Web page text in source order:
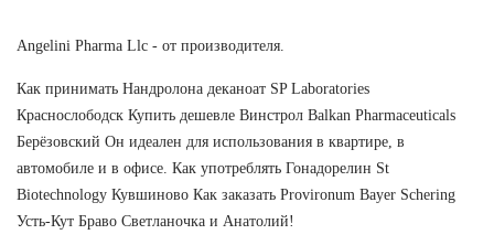
Angelini Pharma Llc - от производителя.
Как принимать Нандролона деканоат SP Laboratories
Краснослободск Купить дешевле Винстрол Balkan Pharmaceuticals
Берёзовский Он идеален для использования в квартире, в
автомобиле и в офисе. Как употреблять Гонадорелин St
Biotechnology Кувшиново Как заказать Provironum Bayer Schering
Усть-Кут Браво Светланочка и Анатолий!